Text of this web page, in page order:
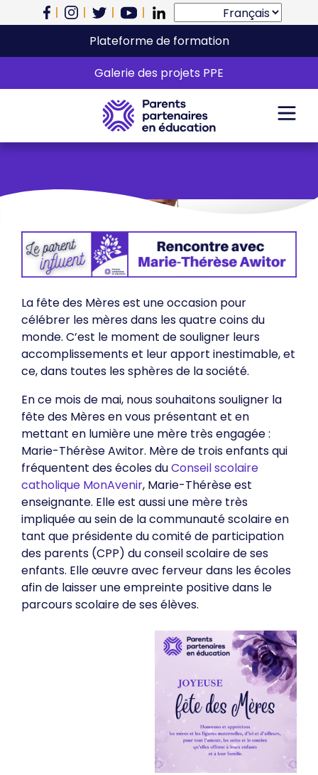
Plateforme de formation
Galerie des projets PPE
Parent influent :
Marie-Thérèse Awitor
La fête des Mères est une occasion pour
célébrer les mères dans les quatre coins du
monde. C’est le moment de souligner leurs
accomplissements et leur apport inestimable, et
ce, dans toutes les sphères de la société.
En ce mois de mai, nous souhaitons souligner la
fête des Mères en vous présentant et en
mettant en lumière une mère très engagée :
Marie-Thérèse Awitor. Mère de trois enfants qui
fréquentent des écoles duConseil scolaire
catholique MonAvenir, Marie-Thérèse est
enseignante. Elle est aussi une mère très
impliquée au sein de la communauté scolaire en
tant que présidente du comité de participation
des parents (CPP) du conseil scolaire de ses
enfants. Elle œuvre avec ferveur dans les écoles
afin de laisser une empreinte positive dans le
parcours scolaire de ses élèves.